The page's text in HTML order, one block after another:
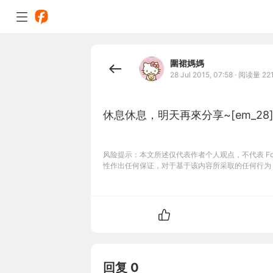
圍裙媽媽
28 Jul 2015, 07:58 · 阅读量
休息休息，明天再來分享~[em_28]
风险提示：本文所述仅代表作者个人观点，不代表
性作出任何保证，对于基于该内容所采取的任何行
回复 0